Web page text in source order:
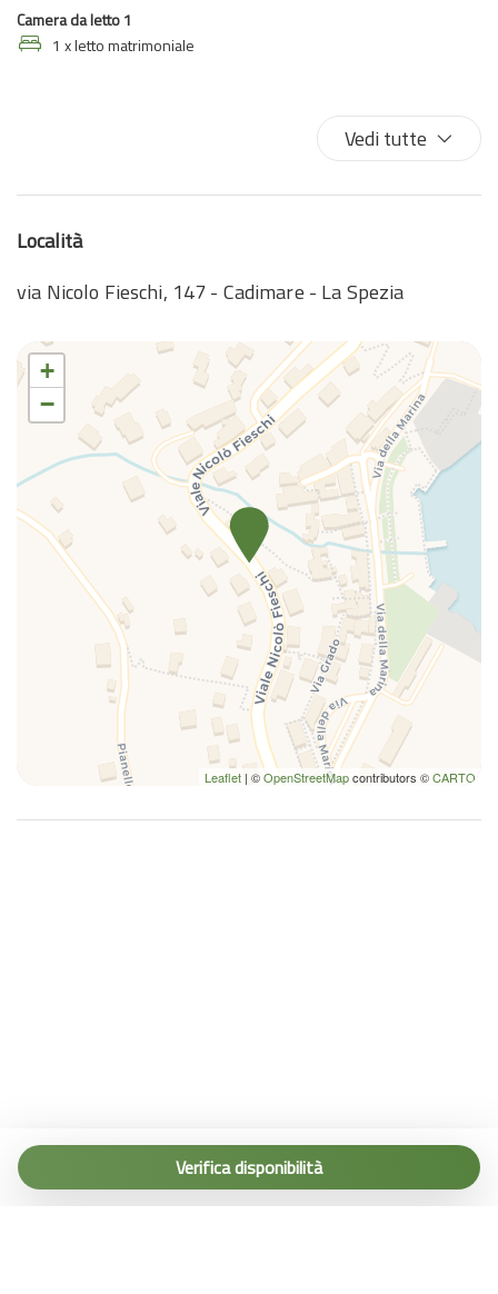
Phon
Vista sull'acqua
Camera da letto 1
1 x letto matrimoniale
Vedi tutte
Località
via Nicolo Fieschi, 147 - Cadimare - La Spezia
+
−
Leaflet | ©OpenStreetMapcontributors ©CARTO
Verifica disponibilità
Tel. (+39) 0187 1560067
info@terremarine.it
Scrivici su WhatsApp